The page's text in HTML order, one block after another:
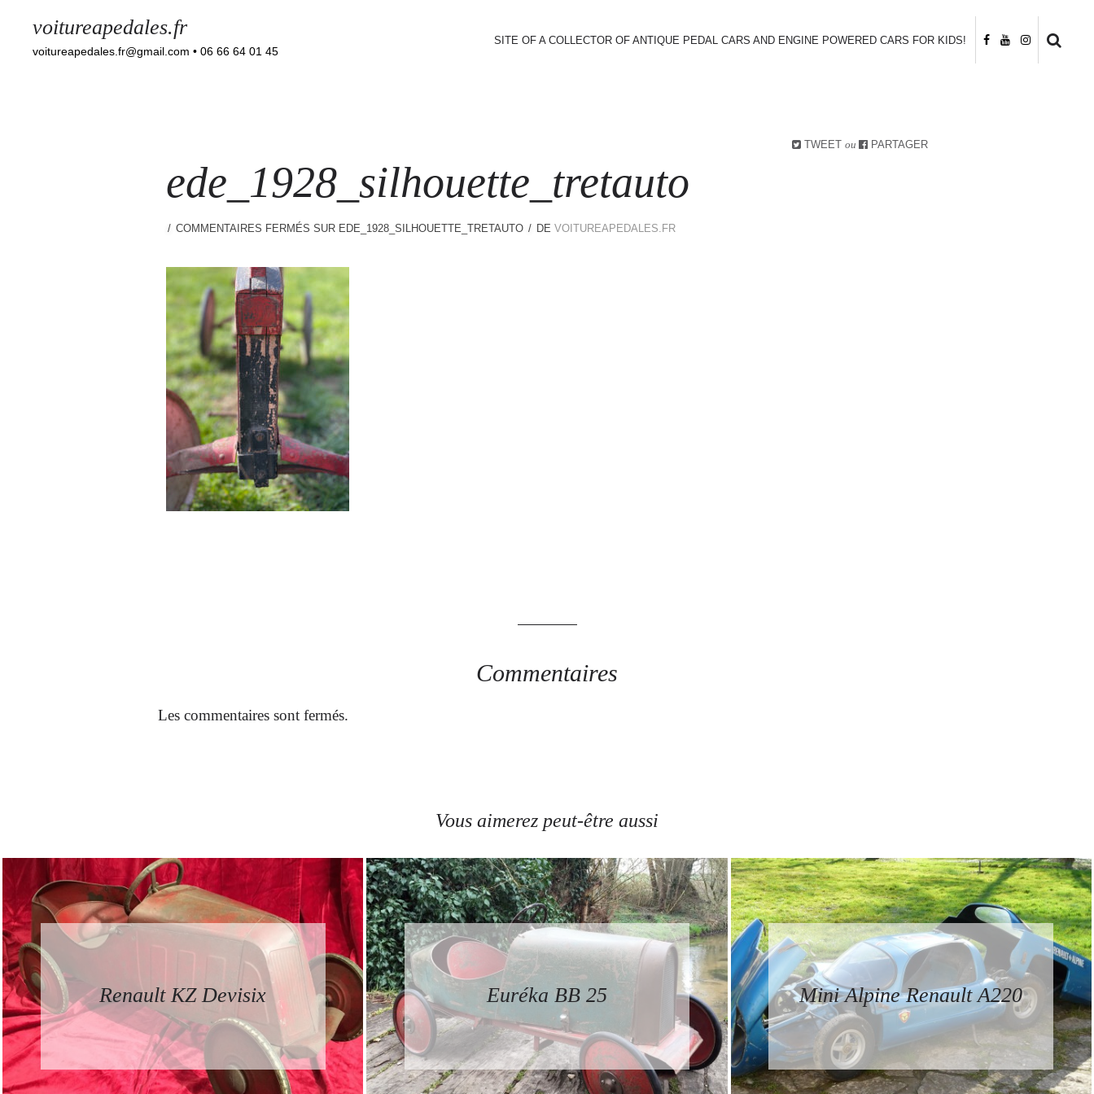
voitureapedales.fr
voitureapedales.fr@gmail.com • 06 66 64 01 45
SITE OF A COLLECTOR OF ANTIQUE PEDAL CARS AND ENGINE POWERED CARS FOR KIDS!
TWEET ou PARTAGER
ede_1928_silhouette_tretauto
COMMENTAIRES FERMÉS SUR EDE_1928_SILHOUETTE_TRETAUTO DE VOITUREAPEDALES.FR
Commentaires
Les commentaires sont fermés.
Vous aimerez peut-être aussi
Renault KZ Devisix Euréka BB 25 Mini Alpine Renault A220